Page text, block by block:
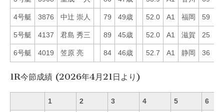
4号艇 3876 中辻 崇人 79 49歳 52.0 A1 福岡 59
5号艇 4137 君島 秀三 89 45歳 52.0 A1 滋賀 25
6号艇 4019 笠原 亮 84 46歳 52.7 A1 静岡 36
1R今節成績 (2026年4月21日より)
1 2 3 4 5 6